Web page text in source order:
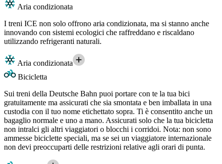
Aria condizionata
I treni ICE non solo offrono aria condizionata, ma si stanno anche
innovando con sistemi ecologici che raffreddano e riscaldano
utilizzando refrigeranti naturali.
Aria condizionata
Bicicletta
Sui treni della Deutsche Bahn puoi portare con te la tua bici
gratuitamente ma assicurati che sia smontata e ben imballata in una
custodia con il tuo nome etichettato sopra. Ti è consentito anche un
bagaglio normale e uno a mano. Assicurati solo che la tua bicicletta
non intralci gli altri viaggiatori o blocchi i corridoi. Nota: non sono
ammesse biciclette speciali, ma se sei un viaggiatore internazionale
non devi preoccuparti delle restrizioni relative agli orari di punta.